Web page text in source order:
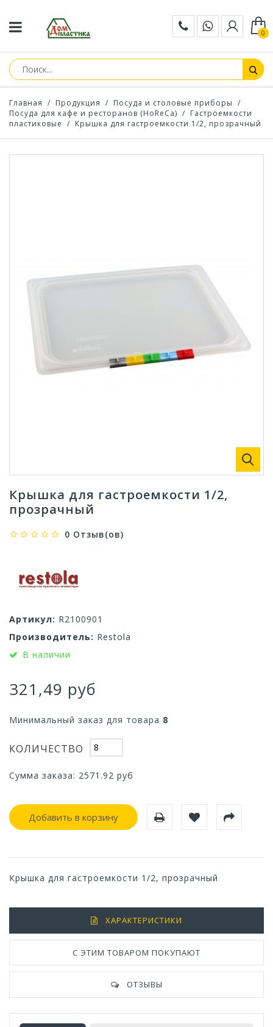
0
Главная / Продукция / Посуда и столовые приборы /
Посуда для кафе и ресторанов (HoReCa) / Гастроемкости
пластиковые / Крышка для гастроемкости 1/2, прозрачный
Крышка для гастроемкости 1/2,
прозрачный
0 Отзыв(ов)
Артикул: R2100901
Производитель: Restola
В наличии
321,49 руб
Минимальный заказ для товара 8
КОЛИЧЕСТВО
Сумма заказа: 2571.92 руб
Добавить в корзину
Крышка для гастроемкости 1/2, прозрачный
ХАРАКТЕРИСТИКИ
С ЭТИМ ТОВАРОМ ПОКУПАЮТ
ОТЗЫВЫ